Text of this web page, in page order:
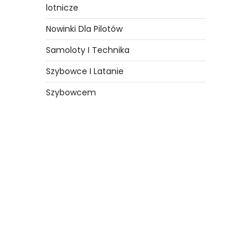
lotnicze
Nowinki Dla Pilotów
Samoloty I Technika
Szybowce I Latanie
Szybowcem